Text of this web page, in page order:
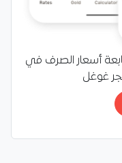
أسعار الصرف في
غوغل